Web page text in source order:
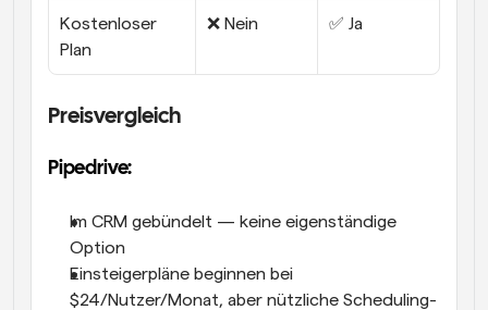
Kostenloser
Plan
❌ Nein ✅ Ja
Preisvergleich
Pipedrive:
Im CRM gebündelt — keine eigenständige
Option
Einsteigerpläne beginnen bei
$24/Nutzer/Monat, aber nützliche Scheduling-